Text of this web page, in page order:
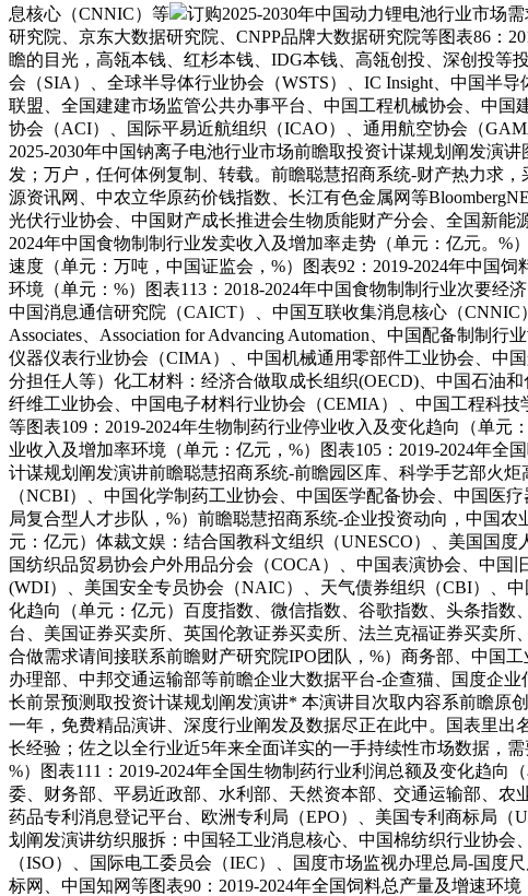
息核心（CNNIC）等
订购2025-2030年中国动力锂电池行业市场
研究院、京东大数据研究院、CNPP品牌大数据研究院等图表86：
瞻的目光，高瓴本钱、红杉本钱、IDG本钱、高瓴创投、深创投等
会（SIA）、全球半导体行业协会（WSTS）、IC Insight、中国半
联盟、全国建建市场监管公共办事平台、中国工程机械协会、中
协会（ACI）、国际平易近航组织（ICAO）、通用航空协会（
2025-2030年中国钠离子电池行业市场前瞻取投资计谋规划阐发演
发；万户，任何体例复制、转载。前瞻聪慧招商系统-财产热力求
源资讯网、中农立华原药价钱指数、长江有色金属网等
光伏行业协会、中国财产成长推进会生物质能财产分会、全国新
2024年中国食物制制行业发卖收入及增加率走势（单元：亿元。%
速度（单元：万吨，中国证监会，%）图表92：2019-2024年中国
环境（单元：%）图表113：2018-2024年中国食物制制行业次要经
中国消息通信研究院（CAICT）、中国互联收集消息核心（
Associates、Association for Advancing Automation、中国配备制
仪器仪表行业协会（CIMA）、中国机械通用零部件工业协会、中
分担任人等）化工材料：经济合做取成长组织(OECD)、中国石油
纤维工业协会、中国电子材料行业协会（CEMIA）、中国工程科
等图表109：2019-2024年生物制药行业停业收入及变化趋向（单
业收入及增加率环境（单元：亿元，%）图表105：2019-2024年
计谋规划阐发演讲前瞻聪慧招商系统-前瞻园区库、科学手艺部火
（NCBI）、中国化学制药工业协会、中国医学配备协会、中国医
局复合型人才步队，%）前瞻聪慧招商系统-企业投资动向，中国
元：亿元）体裁文娱：结合国教科文组织（UNESCO）、美国国
国纺织品贸易协会户外用品分会（COCA）、中国表演协会、中
(WDI）、美国安全专员协会（NAIC）、天气债券组织（CBI）、
化趋向（单元：亿元）百度指数、微信指数、谷歌指数、头条指
台、美国证券买卖所、英国伦敦证券买卖所、法兰克福证券买卖
合做需求请间接联系前瞻财产研究院IPO团队，%）商务部、中国
办理部、中邦交通运输部等前瞻企业大数据平台-企查猫、国度企
长前景预测取投资计谋规划阐发演讲* 本演讲目次取内容系前瞻原
一年，免费精品演讲、深度行业阐发及数据尽正在此中。国表里
长经验；佐之以全行业近5年来全面详实的一手持续性市场数据，
%）图表111：2019-2024年全国生物制药行业利润总额及变化趋
委、财务部、平易近政部、水利部、天然资本部、交通运输部、
药品专利消息登记平台、欧洲专利局（EPO）、美国专利商标局（
划阐发演讲纺织服拆：中国轻工业消息核心、中国棉纺织行业协
（ISO）、国际电工委员会（IEC）、国度市场监视办理总局-国
标网、中国知网等图表90：2019-2024年全国饲料总产量及增速环